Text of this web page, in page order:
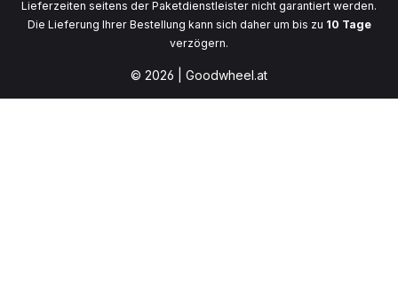
Lieferzeiten seitens der Paketdienstleister nicht garantiert werden.
Die Lieferung Ihrer Bestellung kann sich daher um bis zu 10 Tage
verzögern.
© 2026 | Goodwheel.at